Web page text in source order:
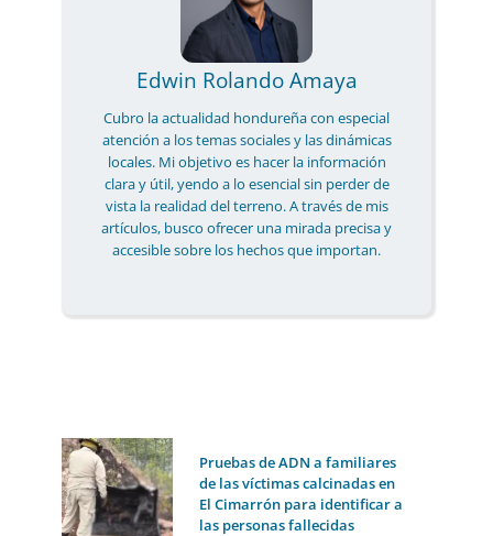
Edwin Rolando Amaya
Cubro la actualidad hondureña con especial
atención a los temas sociales y las dinámicas
locales. Mi objetivo es hacer la información
clara y útil, yendo a lo esencial sin perder de
vista la realidad del terreno. A través de mis
artículos, busco ofrecer una mirada precisa y
accesible sobre los hechos que importan.
Pruebas de ADN a familiares
de las víctimas calcinadas en
El Cimarrón para identificar a
las personas fallecidas